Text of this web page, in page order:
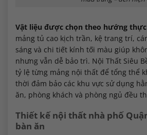
Vật liệu được chọn theo hướng
mảng tủ cao kịch trần, kệ trang trí,
sáng và chi tiết kính tối màu giúp
nhưng vẫn dễ bảo trì. Nội Thất Siêu
tỷ lệ từng mảng nội thất để tổng thể
thời đảm bảo các khu vực sử dụng
ăn, phòng khách và phòng ngủ đều
Thiết kế nội thất nhà phố
bàn ăn